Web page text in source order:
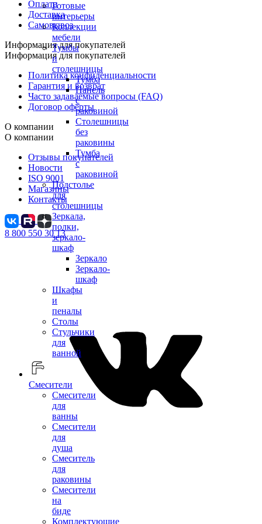
Готовые
интерьеры
Коллекции
мебели
Тумбы
и
столешницы
Тумба
Панель
с
раковиной
Столешницы
без
раковины
Тумба
с
раковиной
Подстолье
для
столешницы
Зеркала,
полки,
зеркало-
шкаф
Зеркало
Зеркало-
шкаф
Шкафы
и
пеналы
Столы
Стульчики
для
ванной
Смесители
Смесители
для
ванны
Смесители
для
душа
Смеситель
для
раковины
Смесители
на
биде
Комплектующие
Оплата
Доставка
Самовывоз
Информация для покупателей
Информация для покупателей
Политика конфиденциальности
Гарантия и возврат
Часто задаваемые вопросы (FAQ)
Договор оферты
О компании
О компании
Отзывы покупателей
Новости
ISO 9001
Магазины
Контакты
8 800 550 30 13